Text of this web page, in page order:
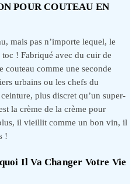
POUR COUTEAU EN
mais pas n’importe lequel, le
! Fabriqué avec du cuir de
couteau comme une seconde
urbains ou les chefs du
plus discret qu’un super-
la crème de la crème pour
il vieillit comme un bon vin, il
!
Il Va Changer Votre Vie